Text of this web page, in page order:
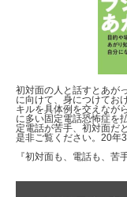
初対面の人と話すとあが
に向けて、身につけてお
キルを具体例を交えなが
に多い固定電話恐怖症を
定電話が苦手、初対面だ
是非ご覧ください。20年
『初対面も、電話も、苦